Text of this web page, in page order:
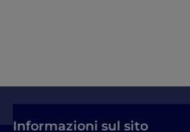
Informazioni sul sito